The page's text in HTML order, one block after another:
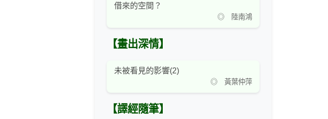
借來的空間？
◎ 陸南鴻
【畫出深情】
未被看見的影響(2)
◎ 黃葉仲萍
【譯經隨筆】